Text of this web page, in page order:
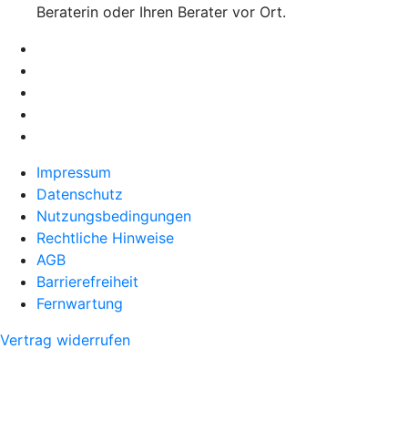
Beraterin oder Ihren Berater vor Ort.
Impressum
Datenschutz
Nutzungsbedingungen
Rechtliche Hinweise
AGB
Barrierefreiheit
Fernwartung
Vertrag widerrufen